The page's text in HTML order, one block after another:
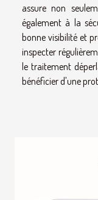
assure non
également à la
bonne visibilité et
inspecter
le traitement
bénéficier d'une